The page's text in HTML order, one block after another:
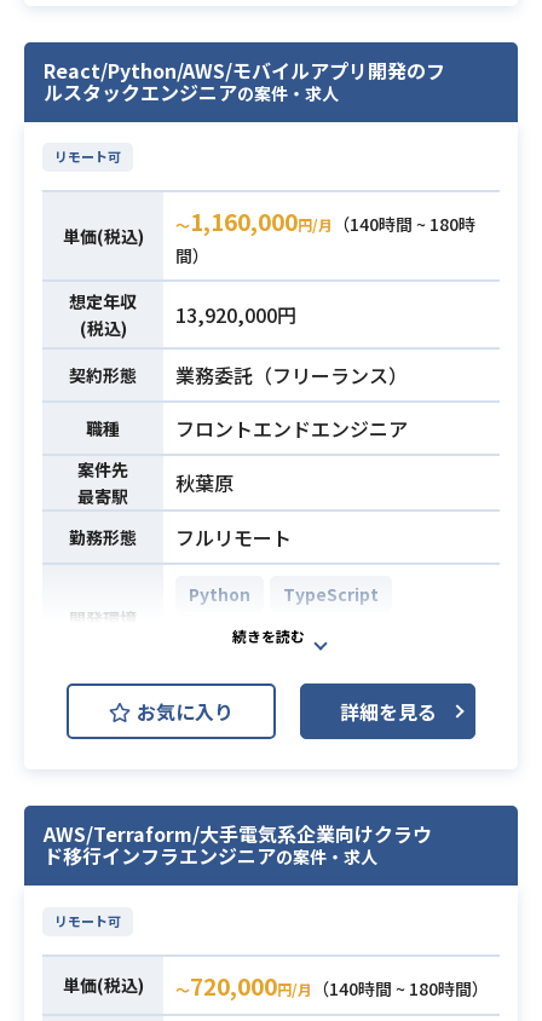
※詳細は面談時にお伝えします。
必須スキル
・クラウドインフラ構築における技
術選定、インフラ構築、運用経験
e、VPC、ALB、Route53、IAM）の
うち複数のサービスを用いた設計、
構築経験
・CI/CDツールを用いた自動化パイプ
ラインの構築、運用経験
・IaCの実務経験
・リーダー経験
業務内容
いて、既存GCP環境の構成情報の可
視化
およびガイドライン非準拠部分の是
既存調査から基本設計、詳細設計、
構築、テスト、アプリ開発担当との
調整や技術的支援まで幅広く推進し
ていただきます。
【仕事内容】
下記の業務を担っていただく想定で
す。
・既存GCP環境の調査および論理構
成図の作成
・新環境の基本設計（お客様ガイド
ラインに沿った基盤、VPCSC、組織
ポリシー、IAM、ファイアウォール
等の設計）
・詳細設計書（GCP、OS設定、ミド
ルウェア設定）の作成
・アプリ開発担当との各種調整およ
び課題管理表の更新
・セキュリティガイドライン準拠要
件の整理および実現方法の検討
・GCP設計・作業に関わる技術的支
援
※詳細は面談時にお伝えします。
必須スキル
設計経験
・AWS、GCP等での構築作業経験
React/Python/AWS/モバイルアプリ開発のフ
ルスタックエンジニアの案件・求人
リモート可
単価(税込) 〜1,160,000円/月
（140時間 ~ 180時
間）
想定年収
(税込)
13,920,000円
契約形態 業務委託（フリーランス）
職種 フロントエンドエンジニア
案件先
最寄駅
秋葉原
勤務形態 フルリモート
開発環境
Python
TypeScript
AWS (Amazon Web Services)
大手企業の内製化プロジェクトにお
いて、
く案件です。
Reactを用いたモバイルアプリを中
心に、フロントエンドからバックエ
発・運用を担当していただきます。
お気に入り 詳細を見る
AWS/Terraform/大手電気系企業向けクラウ
ド移行インフラエンジニアの案件・求人
リモート可
単価(税込) 〜720,000円/月
（140時間 ~ 180時間）